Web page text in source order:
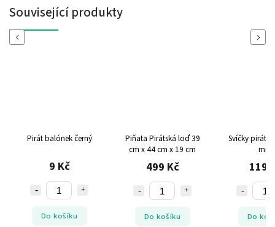
Související produkty
Previous
Pirát balónek černý
9 Kč
Do košíku
Piňata Pirátská loď 39
cm x 44 cm x 19 cm
499 Kč
Do košíku
Svíčky pirát
mini
119
Do
Next